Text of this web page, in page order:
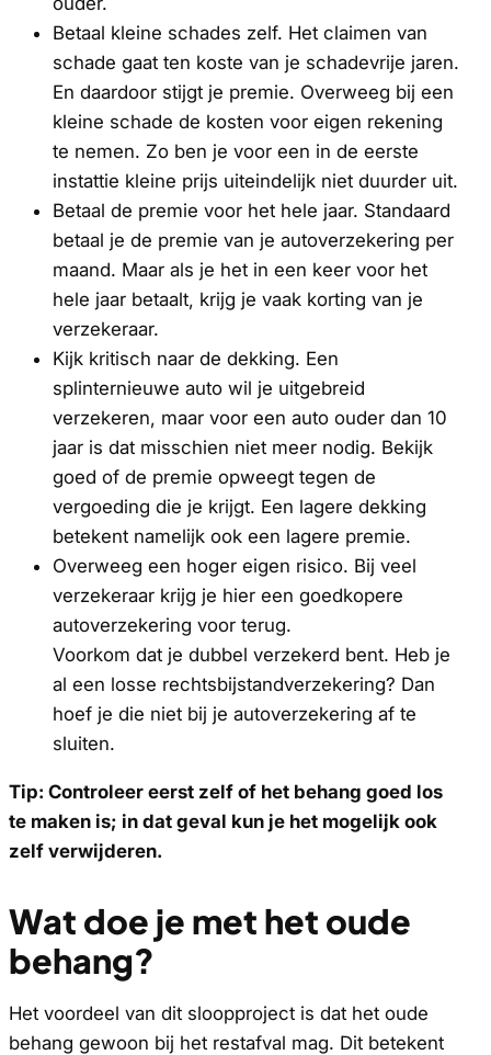
Betaal kleine schades zelf. Het claimen van
schade gaat ten koste van je schadevrije jaren.
En daardoor stijgt je premie. Overweeg bij een
kleine schade de kosten voor eigen rekening
te nemen. Zo ben je voor een in de eerste
instattie kleine prijs uiteindelijk niet duurder uit.
Betaal de premie voor het hele jaar. Standaard
betaal je de premie van je autoverzekering per
maand. Maar als je het in een keer voor het
hele jaar betaalt, krijg je vaak korting van je
verzekeraar.
Kijk kritisch naar de dekking. Een
splinternieuwe auto wil je uitgebreid
verzekeren, maar voor een auto ouder dan 10
jaar is dat misschien niet meer nodig. Bekijk
goed of de premie opweegt tegen de
vergoeding die je krijgt. Een lagere dekking
betekent namelijk ook een lagere premie.
Overweeg een hoger eigen risico. Bij veel
verzekeraar krijg je hier een goedkopere
autoverzekering voor terug.
Voorkom dat je dubbel verzekerd bent. Heb je
al een losse rechtsbijstandverzekering? Dan
hoef je die niet bij je autoverzekering af te
sluiten.
Tip: Controleer eerst zelf of het behang goed los
te maken is; in dat geval kun je het mogelijk ook
zelf verwijderen.
Wat doe je met het oude
behang?
Het voordeel van dit sloopproject is dat het oude
behang gewoon bij het restafval mag. Dit betekent